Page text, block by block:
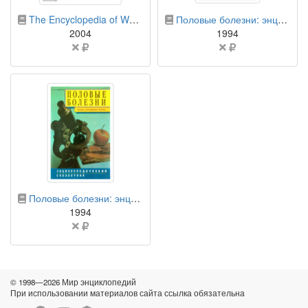
бумажная книга
The Encyclopedia of Women's Reproductive Cancer (Facts on File Library of Health and Living)
2004
Цена
указана
бумажная книга
Половые болезни: энциклопедический справочник
1994
Цена
бумажная книга
Половые болезни: энциклопедический справочник
1994
Цена
© 1998—2026 Мир энциклопедий
При использовании материалов сайта ссылка обязательна